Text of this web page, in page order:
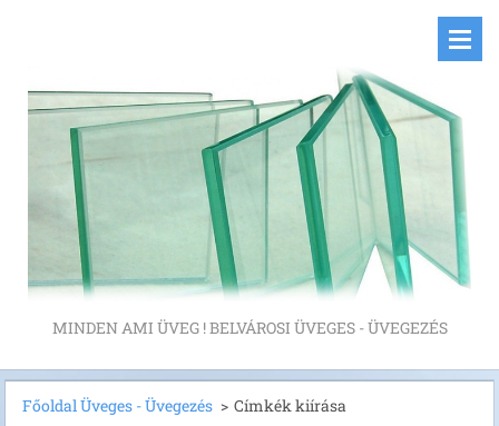
MINDEN AMI ÜVEG ! BELVÁROSI ÜVEGES - ÜVEGEZÉS
Főoldal Üveges - Üvegezés > Címkék kiírása